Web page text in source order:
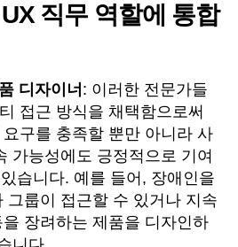
직무 역할에 통합
디자이너 : 이러한 전문가들
접근 방식을 채택함으로써
구를 충족할 뿐만 아니라 사
가능성에도 긍정적으로 기여
습니다. 예를 들어, 장애인을
그룹이 접근할 수 있거나 지속
장려하는 제품을 디자인하